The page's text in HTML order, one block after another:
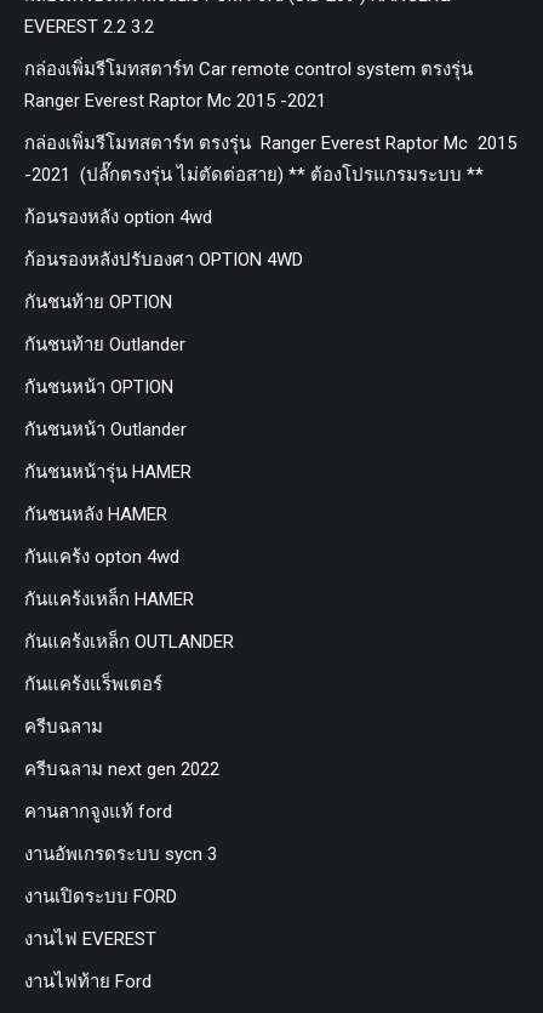
EVEREST 2.2 3.2
กล่องเพิ่มรีโมทสตาร์ท Car remote control system ตรงรุ่น
Ranger Everest Raptor Mc 2015 -2021
กล่องเพิ่มรีโมทสตาร์ท ตรงรุ่น Ranger Everest Raptor Mc 2015
-2021 (ปลั๊กตรงรุ่น ไม่ตัดต่อสาย) ** ต้องโปรแกรมระบบ **
ก้อนรองหลัง option 4wd
ก้อนรองหลังปรับองศา OPTION 4WD
กันชนท้าย OPTION
กันชนท้าย Outlander
กันชนหน้า OPTION
กันชนหน้า Outlander
กันชนหน้ารุ่น HAMER
กันชนหลัง HAMER
กันแคร้ง opton 4wd
กันแคร้งเหล็ก HAMER
กันแคร้งเหล็ก OUTLANDER
กันแคร้งแร็พเตอร์
ครีบฉลาม
ครีบฉลาม next gen 2022
คานลากจูงแท้ ford
งานอัพเกรดระบบ sycn 3
งานเปิดระบบ FORD
งานไฟ EVEREST
งานไฟท้าย Ford